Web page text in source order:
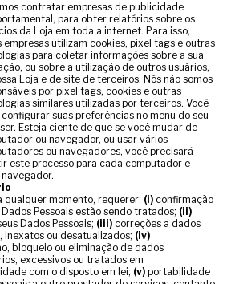
contratar empresas de publicidade
para obter relatórios sobre os
da Loja em toda a internet. Para isso,
empresas utilizam cookies, pixel tags e outras
para coletar informações sobre a sua
ou sobre a utilização de outros usuários,
Loja e de site de terceiros. Nós não somos
por pixel tags, cookies e outras
similares utilizadas por terceiros. Você
suas preferências no menu do seu
Esteja ciente de que se você mudar de
ou navegador, ou usar vários
ou navegadores, você precisará
este processo para cada computador e
qualquer momento, requerer: (i) confirmação
Pessoais estão sendo tratados; (ii)
Dados Pessoais; (iii) correções a dados
inexatos ou desatualizados; (iv)
bloqueio ou eliminação de dados
excessivos ou tratados em
com o disposto em lei; (v) portabilidade